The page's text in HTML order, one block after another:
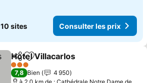
10 sites Consulter les prix
PartagerAjouter à mes favoris
Hotel Villacarlos
3 Étoiles
7,8 Bien
4 950